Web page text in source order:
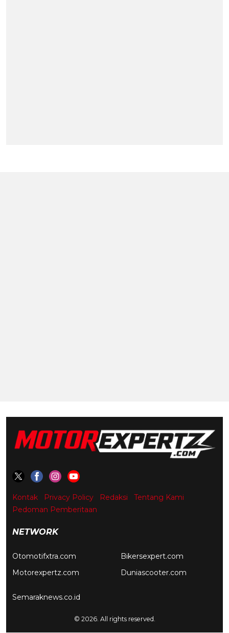
Kontak Privacy Policy Redaksi
Tentang Kami
Pedoman Pemberitaan
NETWORK
Otomotifxtra.com
Motorexpertz.com
Bikersexpert.com
Duniascooter.com
Semaraknews.co.id
© 2026. All rights reserved.